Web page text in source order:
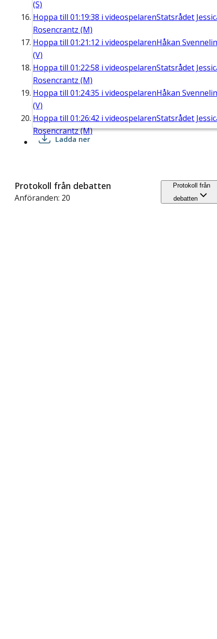
(S)
Hoppa till 01:19:38 i videospelarenStatsrådet
Rosencrantz (M)
Hoppa till 01:21:12 i videospelarenHåkan
(V)
Hoppa till 01:22:58 i videospelarenStatsrådet
Rosencrantz (M)
Hoppa till 01:24:35 i videospelarenHåkan
(V)
Hoppa till 01:26:42 i videospelarenStatsrådet
Rosencrantz (M)
Ladda ner
Protokoll från debatten
Anföranden: 20
Protokoll från
debatten